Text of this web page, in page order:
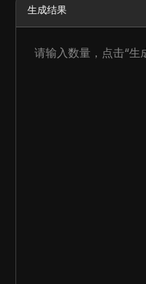
生成结果
请输入数量，点击“生